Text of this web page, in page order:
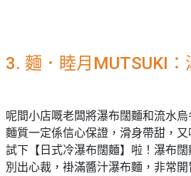
3. 麵．睦月MUTSUKI：
呢間小店嘅老闆將瀑布闊麵和流水
麵質一定係信心保證，滑身帶甜，
試下【日式冷瀑布闊麵】啦！瀑布
別出心裁，褂滿醬汁瀑布麵，非常